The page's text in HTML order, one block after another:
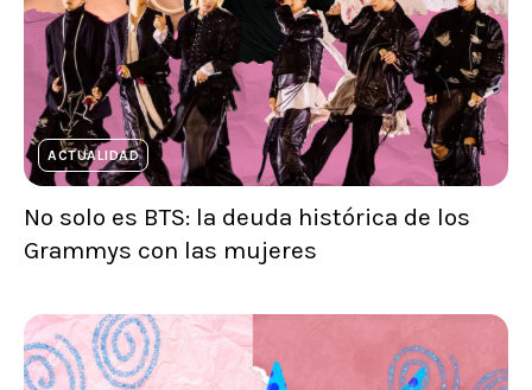
ACTUALIDAD
No solo es BTS: la deuda histórica de los
Grammys con las mujeres